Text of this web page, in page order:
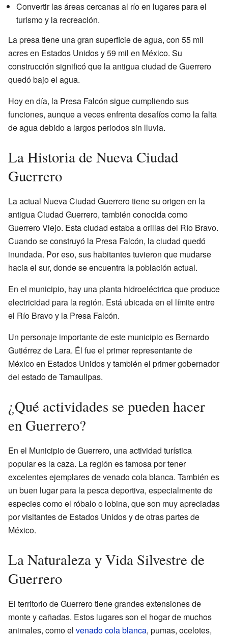
Convertir las áreas cercanas al río en lugares para el
turismo y la recreación.
La presa tiene una gran superficie de agua, con 55 mil
acres en Estados Unidos y 59 mil en México. Su
construcción significó que la antigua ciudad de Guerrero
quedó bajo el agua.
Hoy en día, la Presa Falcón sigue cumpliendo sus
funciones, aunque a veces enfrenta desafíos como la falta
de agua debido a largos periodos sin lluvia.
La Historia de Nueva Ciudad
Guerrero
La actual Nueva Ciudad Guerrero tiene su origen en la
antigua Ciudad Guerrero, también conocida como
Guerrero Viejo. Esta ciudad estaba a orillas del Río Bravo.
Cuando se construyó la Presa Falcón, la ciudad quedó
inundada. Por eso, sus habitantes tuvieron que mudarse
hacia el sur, donde se encuentra la población actual.
En el municipio, hay una planta hidroeléctrica que produce
electricidad para la región. Está ubicada en el límite entre
el Río Bravo y la Presa Falcón.
Un personaje importante de este municipio es Bernardo
Gutiérrez de Lara. Él fue el primer representante de
México en Estados Unidos y también el primer gobernador
del estado de Tamaulipas.
¿Qué actividades se pueden hacer
en Guerrero?
En el Municipio de Guerrero, una actividad turística
popular es la caza. La región es famosa por tener
excelentes ejemplares de venado cola blanca. También es
un buen lugar para la pesca deportiva, especialmente de
especies como el róbalo o lobina, que son muy apreciadas
por visitantes de Estados Unidos y de otras partes de
México.
La Naturaleza y Vida Silvestre de
Guerrero
El territorio de Guerrero tiene grandes extensiones de
monte y cañadas. Estos lugares son el hogar de muchos
animales, como el venado cola blanca, pumas, ocelotes,